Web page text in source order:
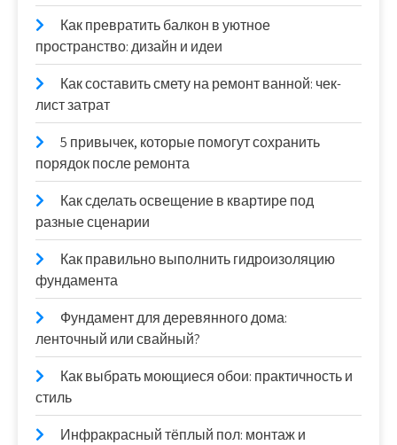
Как превратить балкон в уютное
пространство: дизайн и идеи
Как составить смету на ремонт ванной: чек-
лист затрат
5 привычек, которые помогут сохранить
порядок после ремонта
Как сделать освещение в квартире под
разные сценарии
Как правильно выполнить гидроизоляцию
фундамента
Фундамент для деревянного дома:
ленточный или свайный?
Как выбрать моющиеся обои: практичность и
стиль
Инфракрасный тёплый пол: монтаж и